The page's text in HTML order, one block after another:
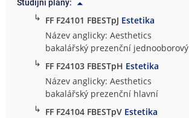
Studijní plány:
↳ FF F24101 FBESTpJ Estetika
Název anglicky: Aesthetics
bakalářský prezenční jednooborový
↳ FF F24103 FBESTpH Estetika
Název anglicky: Aesthetics
bakalářský prezenční hlavní
↳ FF F24104 FBESTpV Estetika